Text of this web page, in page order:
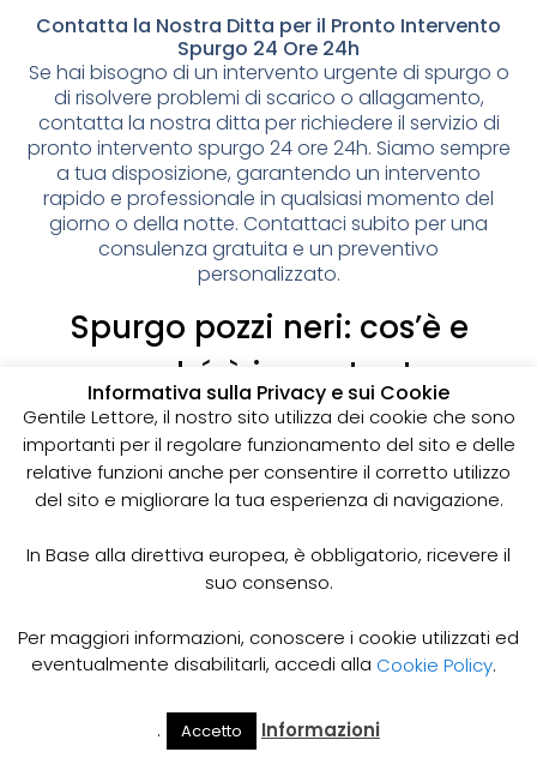
Contatta la Nostra Ditta per il Pronto Intervento
Spurgo 24 Ore 24h
Se hai bisogno di un intervento urgente di spurgo o
di risolvere problemi di scarico o allagamento,
contatta la nostra ditta per richiedere il servizio di
pronto intervento spurgo 24 ore 24h. Siamo sempre
a tua disposizione, garantendo un intervento
rapido e professionale in qualsiasi momento del
giorno o della notte. Contattaci subito per una
consulenza gratuita e un preventivo
personalizzato.
Spurgo pozzi neri: cos’è e
perché è importante
I pozzi neri sono delle strutture sotterranee utilizzate
per la raccolta delle acque reflue domestiche,
soprattutto in zone dove non è disponibile un
sistema di smaltimento delle acque fognarie. Lo
spurgo dei pozzi neri è un’operazione essenziale
e prevenire il rischio di allagamenti, cattivi odori e
infezioni.
Come funziona lo spurgo dei pozzi neri
Lo spurgo dei pozzi neri viene effettuato mediante
specifiche, in grado di aspirare e rimuovere le
acque reflue e i sedimenti accumulati all’interno del
Cerca Il Mio
Informativa sulla Privacy e sui Cookie
Gentile Lettore, il nostro sito utilizza dei cookie che sono
importanti per il regolare funzionamento del sito e delle
relative funzioni anche per consentire il corretto utilizzo
del sito e migliorare la tua esperienza di navigazione.
In Base alla direttiva europea, è obbligatorio, ricevere il
suo consenso.
Per maggiori informazioni, conoscere i cookie utilizzati ed
eventualmente disabilitarli, accedi alla Cookie Policy.
. Accetto Informazioni